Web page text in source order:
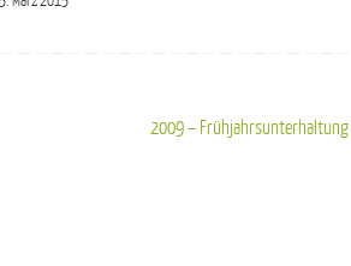
2009 – Frühjahrsunterhaltung